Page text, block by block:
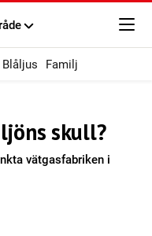
Blåljus Familj
skull?
vätgasfabriken i